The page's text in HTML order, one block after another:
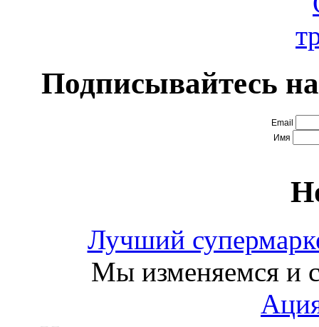
Подписывайтесь
Email
Имя
Лучший
Мы изменяемся и